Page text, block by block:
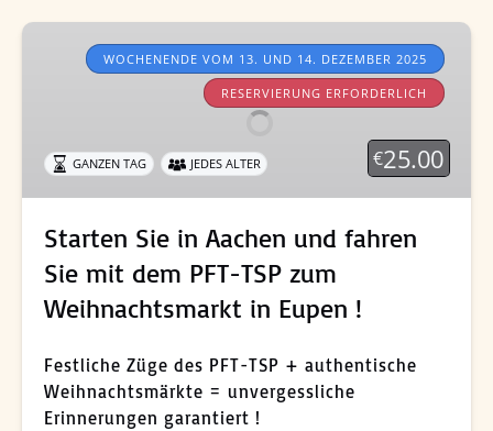
Starten
fahren
Sie
dem
PFT-
TSP
zum
Eupen
WOCHENENDE VOM 13. UND 14. DEZEMBER 2025
RESERVIERUNG ERFORDERLICH
€25.00
GANZEN TAG JEDES ALTER
Starten Sie in Aachen und fahren
Sie mit dem PFT-TSP zum
Weihnachtsmarkt in Eupen !
Festliche Züge des PFT-TSP + authentische
Weihnachtsmärkte = unvergessliche
Erinnerungen garantiert !